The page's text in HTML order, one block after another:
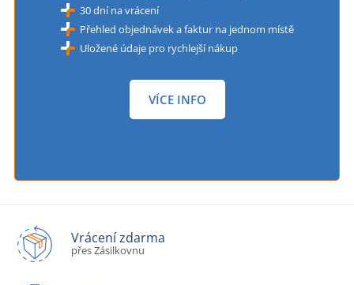
30 dní na vrácení
Přehled objednávek a faktur na jednom místě
Uložené údaje pro rychlejší nákup
VÍCE INFO
Vrácení zdarma
přes Zásilkovnu